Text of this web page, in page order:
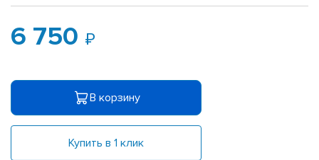
6 750
В корзину
Купить в 1 клик